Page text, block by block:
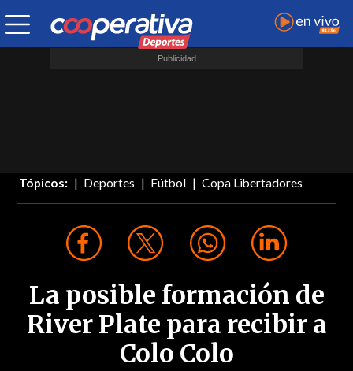
Tópicos: Deportes Fútbol Copa Libertadores
La posible formación de
River Plate para recibir a
Colo Colo